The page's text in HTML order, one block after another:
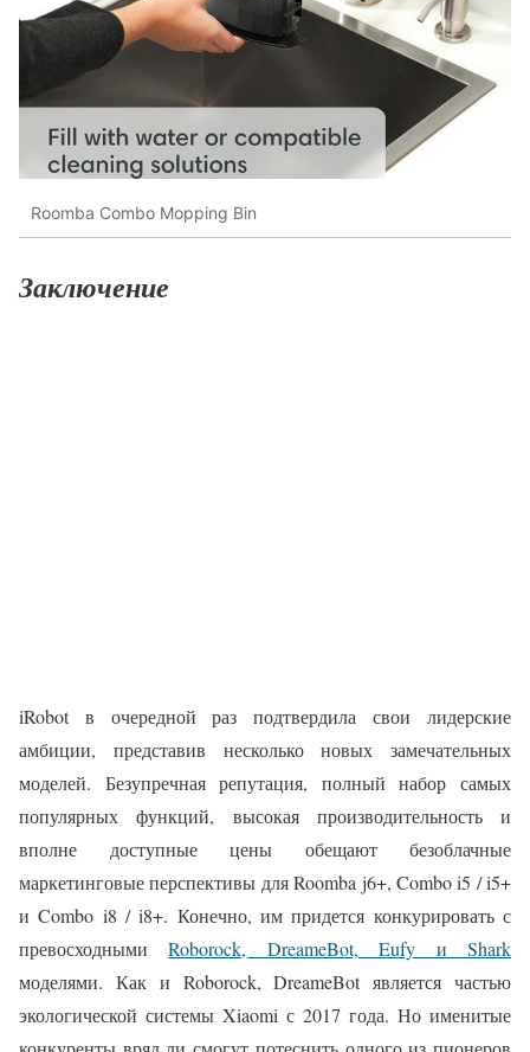
Roomba Combo Mopping Bin
Заключение
iRobot в очередной раз подтвердила свои лидерские
амбиции, представив несколько новых замечательных
моделей. Безупречная репутация, полный набор самых
популярных функций, высокая производительность и
вполне доступные цены обещают безоблачные
маркетинговые перспективы для Roomba j6+, Combo i5 / i5+
и Combo i8 / i8+. Конечно, им придется конкурировать с
превосходнымиRoborock, DreameBot, Eufy и Shark
моделями. Как и Roborock, DreameBot является частью
экологической системы Xiaomi с 2017 года. Но именитые